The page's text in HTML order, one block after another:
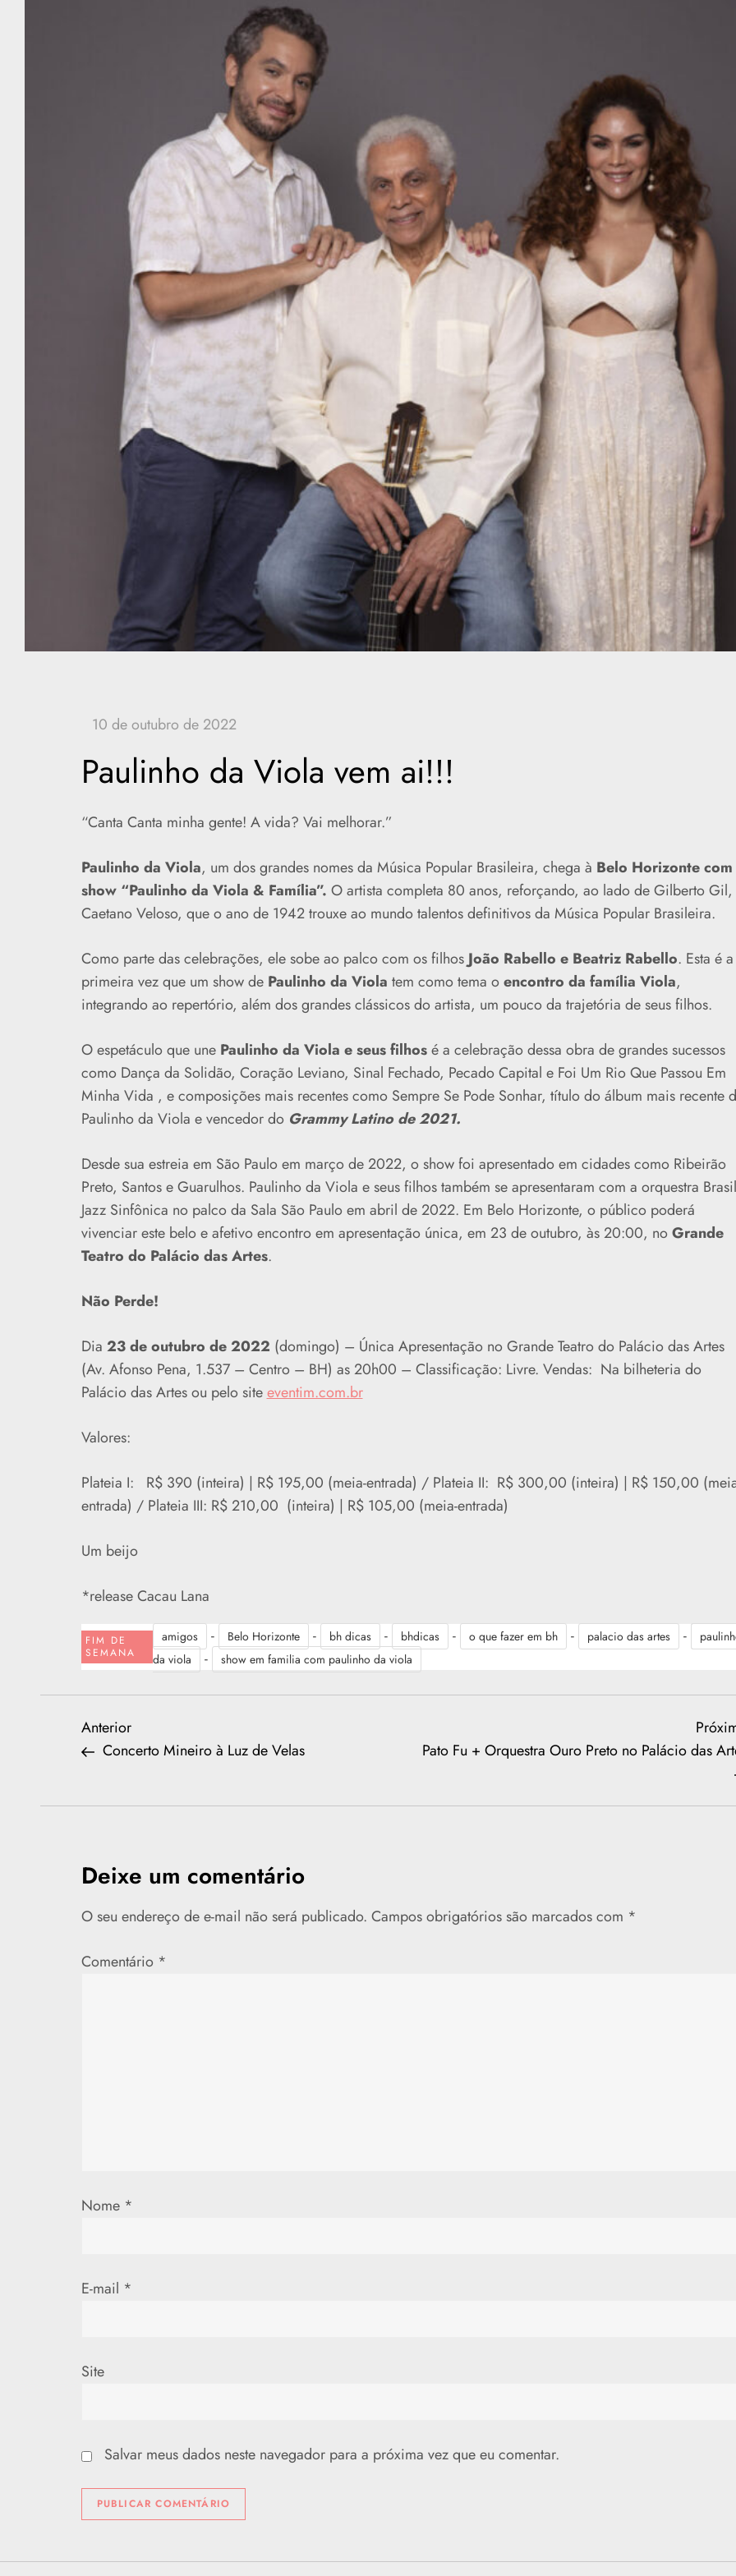
Paulinho da Viola vem ai!!!
“Canta Canta minha gente! A vida? Vai melhorar.”
Paulinho da Viola, um dos grandes nomes da Música Popular Brasileira, chega à Belo Horizonte
show “Paulinho da Viola & Família”. O artista completa 80 anos, reforçando, ao lado de Gilberto Gil,
Caetano Veloso, que o ano de 1942 trouxe ao mundo talentos definitivos da Música Popular Brasileira.
Como parte das celebrações, ele sobe ao palco com os filhosJoão Rabello e Beatriz Rabello. Esta é a
primeira vez que um show dePaulinho da Viola tem como tema oencontro da família Viola,
integrando ao repertório, além dos grandes clássicos do artista, um pouco da trajetória de seus filhos.
O espetáculo que une Paulinho da Viola e seus filhosé a celebração dessa obra de grandes sucessos
como Dança da Solidão, Coração Leviano, Sinal Fechado, Pecado Capital e Foi Um Rio Que Passou Em
Minha Vida , e composições mais recentes como Sempre Se Pode Sonhar, título do álbum mais recente
Paulinho da Viola e vencedor do Grammy Latino de 2021.
Desde sua estreia em São Paulo em março de 2022, o show foi apresentado em cidades como Ribeirão
Preto, Santos e Guarulhos. Paulinho da Viola e seus filhos também se apresentaram com a orquestra Brasil
Jazz Sinfônica no palco da Sala São Paulo em abril de 2022. Em Belo Horizonte, o público poderá
vivenciar este belo e afetivo encontro em apresentação única, em 23 de outubro, às 20:00, noGrande
Teatro do Palácio das Artes.
Não Perde!
Dia 23 de outubro de 2022 (domingo) – Única Apresentação no Grande Teatro do Palácio das Artes
(Av. Afonso Pena, 1.537 – Centro – BH) as 20h00 – Classificação: Livre. Vendas: Na bilheteria do
Palácio das Artes ou pelo siteeventim.com.br
Valores:
Plateia I: R$ 390 (inteira) | R$ 195,00 (meia-entrada) / Plateia II: R$ 300,00 (inteira) | R$ 150,00
entrada) / Plateia III: R$ 210,00 (inteira) | R$ 105,00 (meia-entrada)
Um beijo
*release Cacau Lana
FIM DE
SEMANA
amigos - Belo Horizonte - bh dicas - bhdicas - o que fazer em bh - palacio das artes -
da viola
- show em familia com paulinho da viola
N
v
g
a
ç
o
t
Previous
Post
Anterior
Concerto Mineiro à Luz de Velas
Pato Fu + Orquestra Ouro Preto no Palácio das
Deixe um comentário
O seu endereço de e-mail não será publicado. Campos obrigatórios são marcados com *
Comentário *
Nome *
E-mail *
Site
Salvar meus dados neste navegador para a próxima vez que eu comentar.